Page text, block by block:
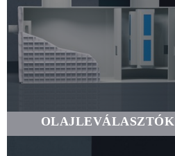
OLAJLEVÁLASZTÓK